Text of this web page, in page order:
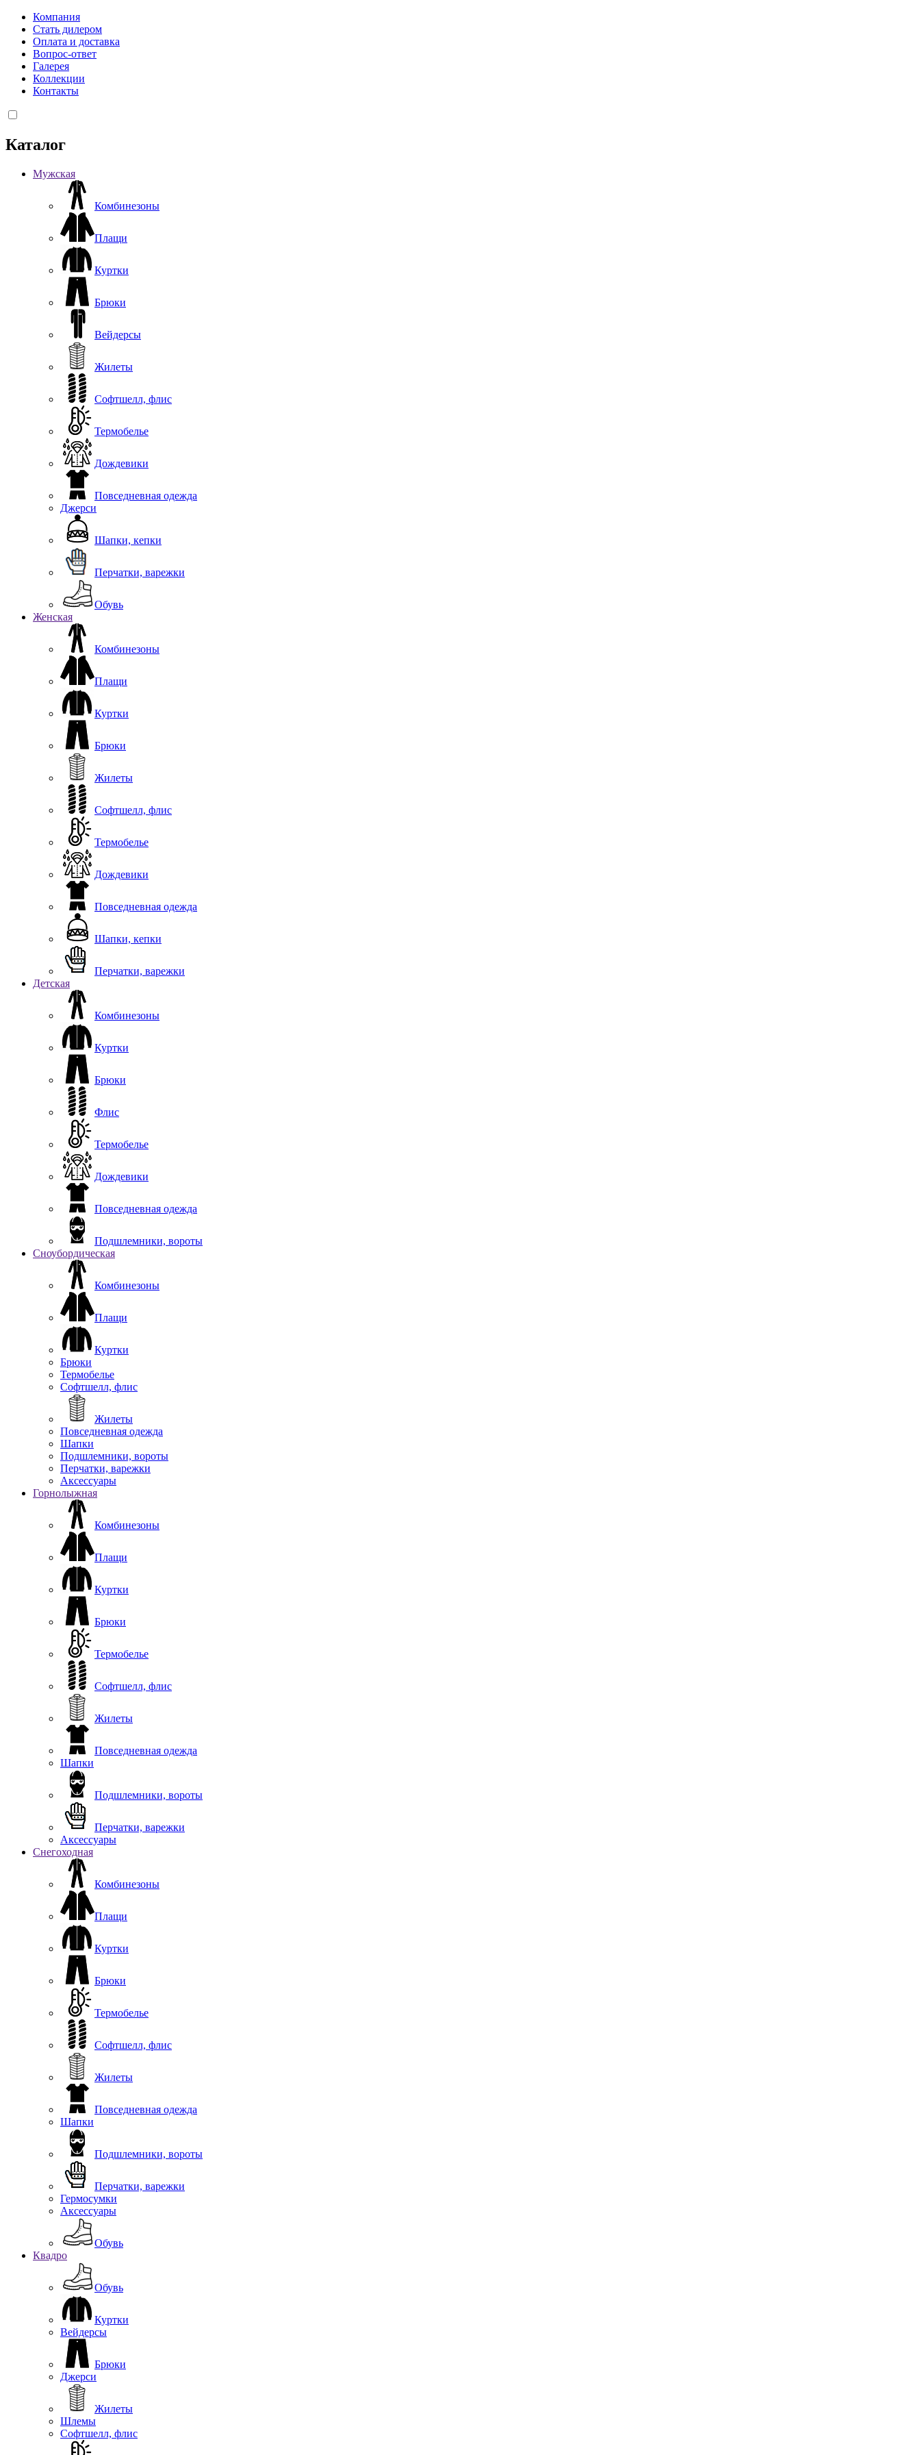
Компания
Стать дилером
Оплата и доставка
Вопрос-ответ
Галерея
Коллекции
Контакты
Каталог
Мужская
Комбинезоны
Плащи
Куртки
Брюки
Вейдерсы
Жилеты
Софтшелл, флис
Термобелье
Дождевики
Повседневная одежда
Джерси
Шапки, кепки
Перчатки, варежки
Обувь
Женская
Комбинезоны
Плащи
Куртки
Брюки
Жилеты
Софтшелл, флис
Термобелье
Дождевики
Повседневная одежда
Шапки, кепки
Перчатки, варежки
Детская
Комбинезоны
Куртки
Брюки
Флис
Термобелье
Дождевики
Повседневная одежда
Подшлемники, вороты
Сноубордическая
Комбинезоны
Плащи
Куртки
Брюки
Термобелье
Софтшелл, флис
Жилеты
Повседневная одежда
Шапки
Подшлемники, вороты
Перчатки, варежки
Аксессуары
Горнолыжная
Комбинезоны
Плащи
Куртки
Брюки
Термобелье
Софтшелл, флис
Жилеты
Повседневная одежда
Шапки
Подшлемники, вороты
Перчатки, варежки
Аксессуары
Снегоходная
Комбинезоны
Плащи
Куртки
Брюки
Термобелье
Софтшелл, флис
Жилеты
Повседневная одежда
Шапки
Подшлемники, вороты
Перчатки, варежки
Гермосумки
Аксессуары
Обувь
Квадро
Обувь
Куртки
Вейдерсы
Брюки
Джерси
Жилеты
Шлемы
Софтшелл, флис